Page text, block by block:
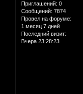
Приглашений: 0
Сообщений: 7874
Провел на форуме:
1 месяц 7 дней
Последний визит:
Вчера 23:28:23